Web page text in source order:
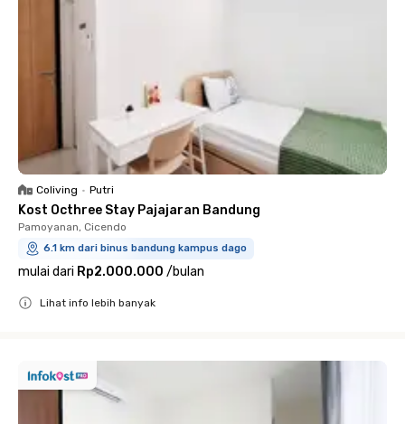
Coliving • Putri
Kost Octhree Stay Pajajaran Bandung
Pamoyanan, Cicendo
6.1 km dari binus bandung kampus dago
mulai dari Rp2.000.000 /bulan
Lihat info lebih banyak